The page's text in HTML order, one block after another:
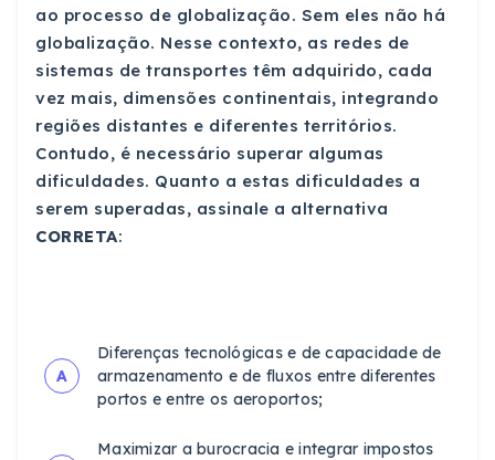
ao processo de globalização. Sem eles não há
globalização. Nesse contexto, as redes de
sistemas de transportes têm adquirido, cada
vez mais, dimensões continentais, integrando
regiões distantes e diferentes territórios.
Contudo, é necessário superar algumas
dificuldades. Quanto a estas dificuldades a
serem superadas, assinale a alternativa
CORRETA:
A
Diferenças tecnológicas e de capacidade de
armazenamento e de fluxos entre diferentes
portos e entre os aeroportos;
Maximizar a burocracia e integrar impostos